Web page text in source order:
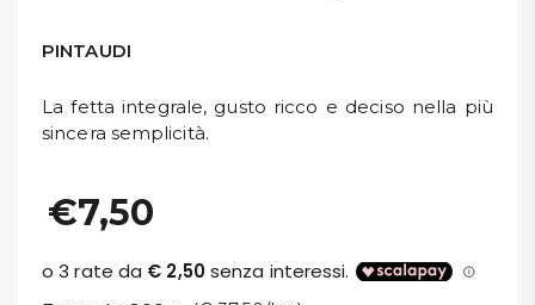
PINTAUDI
La fetta integrale, gusto ricco e deciso nella più
sincera semplicità.
€7,50